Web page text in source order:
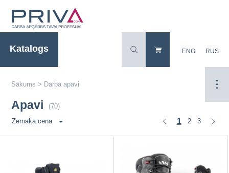
Katalogs ENG RUS
Sākums > Darba apavi
Apavi (70)
1 2 3
Zemākā cena